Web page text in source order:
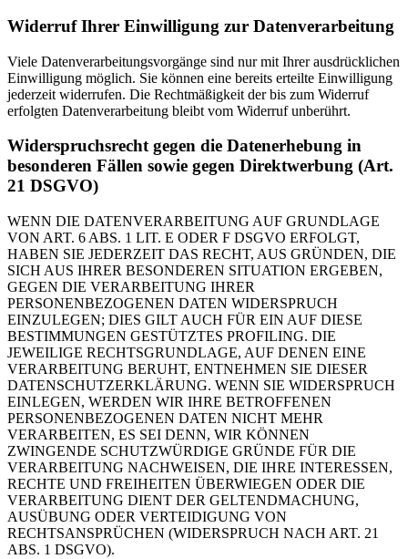
Widerruf Ihrer Einwilligung zur Datenverarbeitung
Viele Datenverarbeitungsvorgänge sind nur mit Ihrer ausdrücklichen
Einwilligung möglich. Sie können eine bereits erteilte Einwilligung
jederzeit widerrufen. Die Rechtmäßigkeit der bis zum Widerruf
erfolgten Datenverarbeitung bleibt vom Widerruf unberührt.
Widerspruchsrecht gegen die Datenerhebung in
besonderen Fällen sowie gegen Direktwerbung (Art.
21 DSGVO)
WENN DIE DATENVERARBEITUNG AUF GRUNDLAGE
VON ART. 6 ABS. 1 LIT. E ODER F DSGVO ERFOLGT,
HABEN SIE JEDERZEIT DAS RECHT, AUS GRÜNDEN, DIE
SICH AUS IHRER BESONDEREN SITUATION ERGEBEN,
GEGEN DIE VERARBEITUNG IHRER
PERSONENBEZOGENEN DATEN WIDERSPRUCH
EINZULEGEN; DIES GILT AUCH FÜR EIN AUF DIESE
BESTIMMUNGEN GESTÜTZTES PROFILING. DIE
JEWEILIGE RECHTSGRUNDLAGE, AUF DENEN EINE
VERARBEITUNG BERUHT, ENTNEHMEN SIE DIESER
DATENSCHUTZERKLÄRUNG. WENN SIE WIDERSPRUCH
EINLEGEN, WERDEN WIR IHRE BETROFFENEN
PERSONENBEZOGENEN DATEN NICHT MEHR
VERARBEITEN, ES SEI DENN, WIR KÖNNEN
ZWINGENDE SCHUTZWÜRDIGE GRÜNDE FÜR DIE
VERARBEITUNG NACHWEISEN, DIE IHRE INTERESSEN,
RECHTE UND FREIHEITEN ÜBERWIEGEN ODER DIE
VERARBEITUNG DIENT DER GELTENDMACHUNG,
AUSÜBUNG ODER VERTEIDIGUNG VON
RECHTSANSPRÜCHEN (WIDERSPRUCH NACH ART. 21
ABS. 1 DSGVO).